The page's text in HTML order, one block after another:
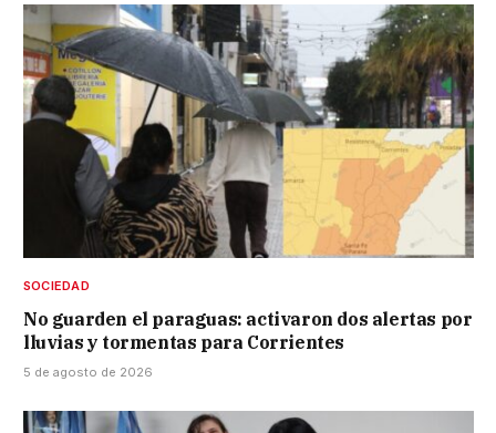
SOCIEDAD
No guarden el paraguas: activaron dos alertas por
lluvias y tormentas para Corrientes
5 de agosto de 2026